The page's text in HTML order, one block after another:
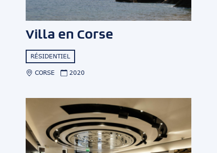
Villa en Corse
RÉSIDENTIEL
CORSE 2020